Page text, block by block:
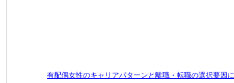
有配偶女性のキャリアパターンと離職・転職の選択要因